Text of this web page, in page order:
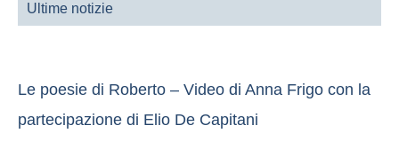
Ultime notizie
Le poesie di Roberto – Video di Anna Frigo con la
partecipazione di Elio De Capitani